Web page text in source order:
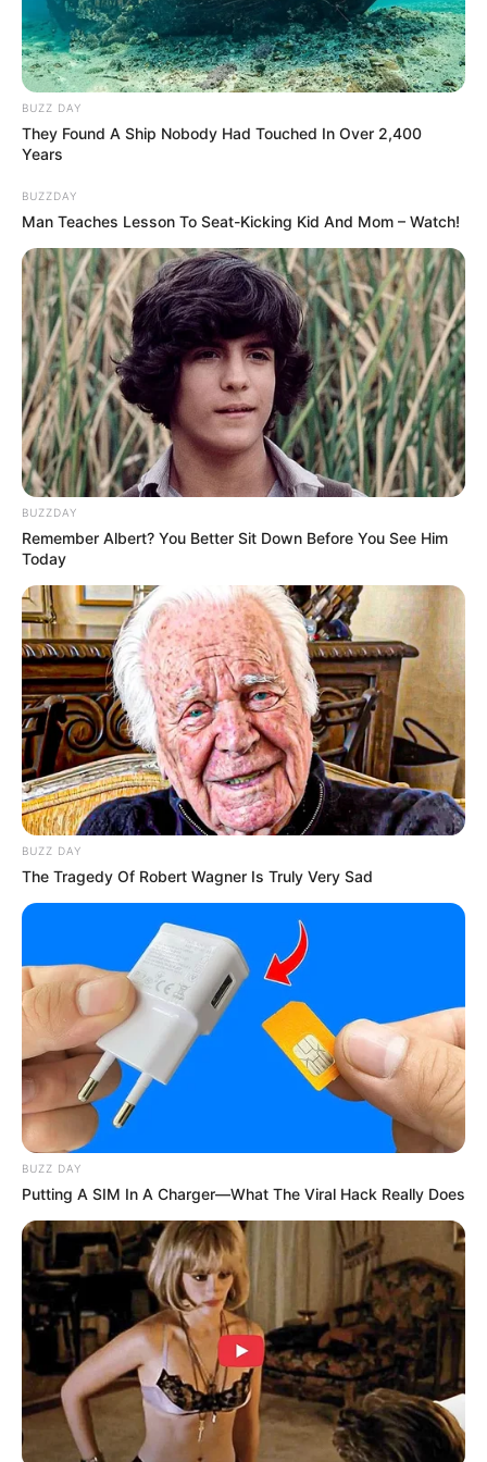
Mute
Baca juga:Gak Cuma Putih, 10 Warna Cat Dinding Luar
Rumah yang Kekinian
1. Berawal dari bentuk sederhana, yaitu lingkaran
bisa jadi gajah yang gembul. Jangan lupa memberi
warna pada bagian akhir ya
(foto: activityvillage)
2. Kalau yang ini dimulai dengan membuat bentuk
telur. Dengan tambahan mata dan mulut jadi seekor
pinguin yang lucu
(foto: maxinstaller)
3. Ingin menggambar beruang? Gampang kok,
gabungkan lingkaran besar dan kecil pada setiap
bagian ya
BUZZ DAY
They Found A Ship Nobody Had Touched In Over 2,400
Years
BUZZDAY
Man Teaches Lesson To Seat-Kicking Kid And Mom – Watch!
BUZZDAY
Remember Albert? You Better Sit Down Before You See Him
Today
BUZZ DAY
The Tragedy Of Robert Wagner Is Truly Very Sad
BUZZ DAY
Putting A SIM In A Charger—What The Viral Hack Really Does